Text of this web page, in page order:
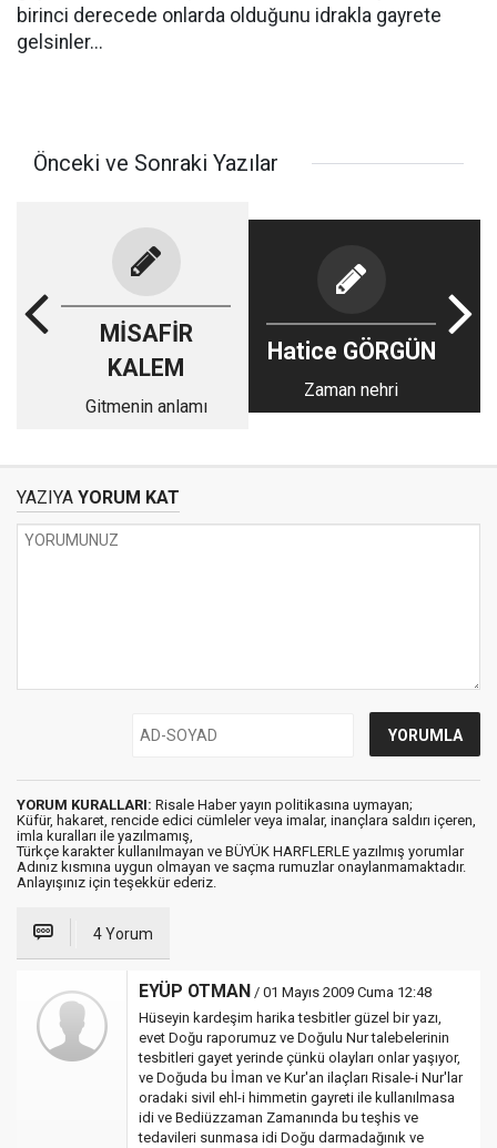
birinci derecede onlarda olduğunu idrakla gayrete
gelsinler...
Önceki ve Sonraki Yazılar
MİSAFİR
KALEM
Gitmenin anlamı
Hatice GÖRGÜN
Zaman nehri
YAZIYA YORUM KAT
YORUM KURALLARI: Risale Haber yayın politikasına uymayan;
Küfür, hakaret, rencide edici cümleler veya imalar, inançlara saldırı içeren,
imla kuralları ile yazılmamış,
Türkçe karakter kullanılmayan ve BÜYÜK HARFLERLE yazılmış yorumlar
Adınız kısmına uygun olmayan ve saçma rumuzlar onaylanmamaktadır.
Anlayışınız için teşekkür ederiz.
4 Yorum
EYÜP OTMAN / 01 Mayıs 2009 Cuma 12:48
Hüseyin kardeşim harika tesbitler güzel bir yazı,
evet Doğu raporumuz ve Doğulu Nur talebelerinin
tesbitleri gayet yerinde çünkü olayları onlar yaşıyor,
ve Doğuda bu İman ve Kur'an ilaçları Risale-i Nur'lar
oradaki sivil ehl-i himmetin gayreti ile kullanılmasa
idi ve Bediüzzaman Zamanında bu teşhis ve
tedavileri sunmasa idi Doğu darmadağınık ve